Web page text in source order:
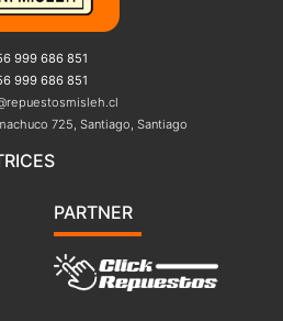
999 686 851
999 686 851
725, Santiago, Santiago
PARTNER